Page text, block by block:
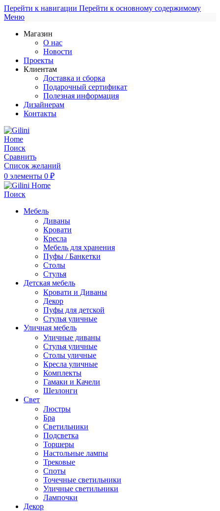
Перейти к навигации Перейти к основному содержимому
Меню
Магазин
О нас
Новости
Проекты
Клиентам
Доставка и сборка
Подарочный сертификат
Полезная информация
Дизайнерам
Контакты
Поиск
Сравнить
Список желаний
0 элементы 0 ₽
Поиск
Мебель
Диваны
Кровати
Кресла
Мебель для хранения
Пуфы / Банкетки
Столы
Стулья
Детская мебель
Кровати и Диваны
Декор
Пуфы для детской
Стулья уличные
Уличная мебель
Уличные диваны
Стулья уличные
Столы уличные
Кресла уличные
Комплекты
Гамаки и Качели
Шезлонги
Свет
Люстры
Бра
Светильники
Подсветка
Торшеры
Настольные лампы
Трековые
Споты
Точечные светильники
Уличные светильники
Лампочки
Декор